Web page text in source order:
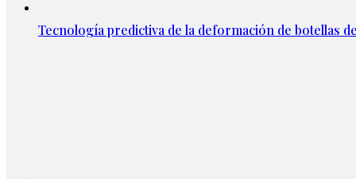
Tecnología predictiva de la deformación de botellas